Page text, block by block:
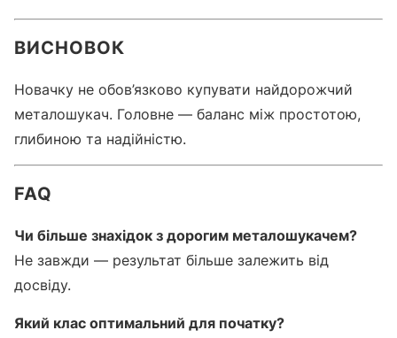
ВИСНОВОК
Новачку не обов’язково купувати найдорожчий
металошукач. Головне — баланс між простотою,
глибиною та надійністю.
FAQ
Чи більше знахідок з дорогим металошукачем?
Не завжди — результат більше залежить від
досвіду.
Який клас оптимальний для початку?